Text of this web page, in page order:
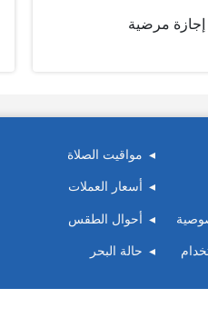
مرضية
مواقيت الصلاة
أسعار العملات
أحوال الطقس
حالة البحر